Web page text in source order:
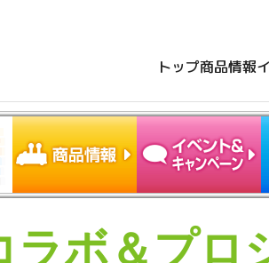
トップ商品情報
ラボ＆プロ